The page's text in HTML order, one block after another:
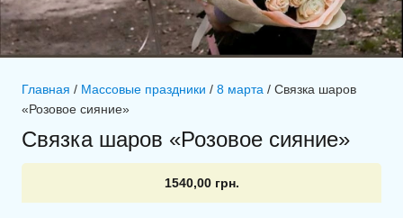
Главная / Массовые праздники / 8 марта / Связка шаров
«Розовое сияние»
Связка шаров «Розовое сияние»
1540,00 грн.